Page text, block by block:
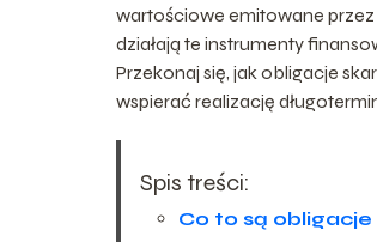
wartościowe emitowane
działają te instrumenty
Przekonaj się, jak obligacje
wspierać realizację
Spis treści:
Co to są